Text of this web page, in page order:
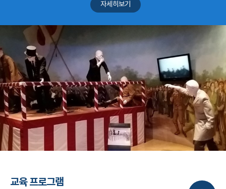
자세히보기
교육 프로그램